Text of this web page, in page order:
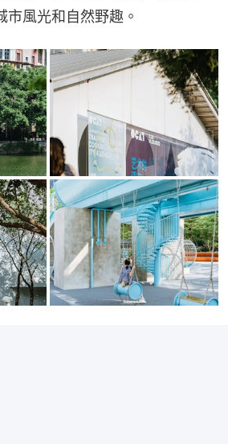
風光和自然野趣。